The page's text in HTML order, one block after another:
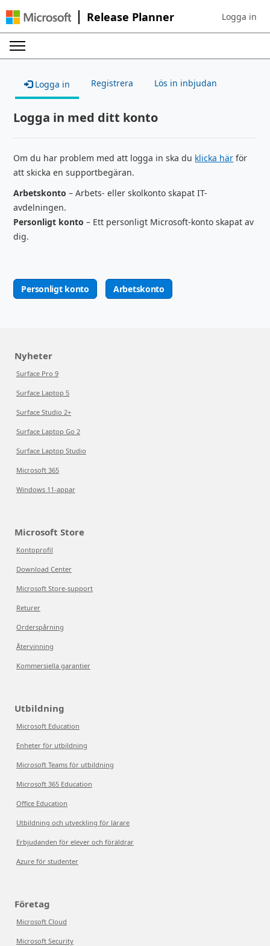
Release Planner Sign in to
Logga in
Logga in Registrera Lös in inbjudan
Logga in med ditt konto
Om du har problem med att logga in ska du klicka här för
att skicka en supportbegäran.
Arbetskonto – Arbets- eller skolkonto skapat IT-
avdelningen.
Personligt konto – Ett personligt Microsoft-konto skapat av
dig.
Personligt konto Arbetskonto
Nyheter
Surface Pro 9
Surface Laptop 5
Surface Studio 2+
Surface Laptop Go 2
Surface Laptop Studio
Microsoft 365
Windows 11-appar
Microsoft Store
Kontoprofil
Download Center
Microsoft Store-support
Returer
Orderspårning
Återvinning
Kommersiella garantier
Utbildning
Microsoft Education
Enheter för utbildning
Microsoft Teams för utbildning
Microsoft 365 Education
Office Education
Utbildning och utveckling för lärare
Erbjudanden för elever och föräldrar
Azure för studenter
Företag
Microsoft Cloud
Microsoft Security